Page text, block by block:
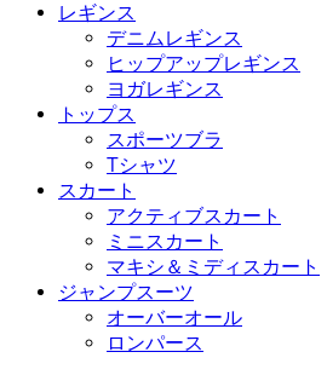
レギンス
デニムレギンス
ヒップアップレギンス
ヨガレギンス
トップス
スポーツブラ
Tシャツ
スカート
アクティブスカート
ミニスカート
マキシ＆ミディスカート
ジャンプスーツ
オーバーオール
ロンパース